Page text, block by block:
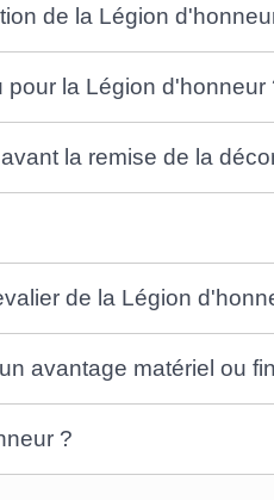
de la Légion
pour la Légion d'honneur
la remise de la
de la Légion
avantage matériel ou
?